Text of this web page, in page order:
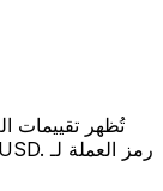
تُظهر تقييمات